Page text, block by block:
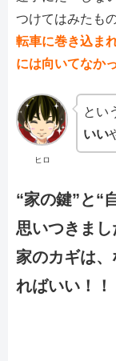
つけてはみたも
転車に巻き込ま
には向いてなか
ヒロ
とい
いい
“家の鍵”と“
思いつきまし
家のカギは
ればいい！！